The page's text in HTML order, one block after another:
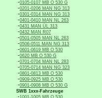
-0105-0107 MB O 530 G
-0201-0206 MAN NG 313
-0301-0314 MAN NG 313
-0401-0410 MAN NL 263
-0431 MAN ÜL 313
-0432 MAN R07
-0501-0505 MAN NL 263
-0506-0511 MAN NG 313
-0601-0619 MB O 530
-0620 MB O 530 G
-0701-0704 MAN NL 283
-0705-0714 MAN NG 323
-0801-0813 MB O 530
-0909-0925 MB O 530
-0901-0908 MB O 530 G
SWB 1xxx-Fahrzeuge
-1001-1005 MB O 530